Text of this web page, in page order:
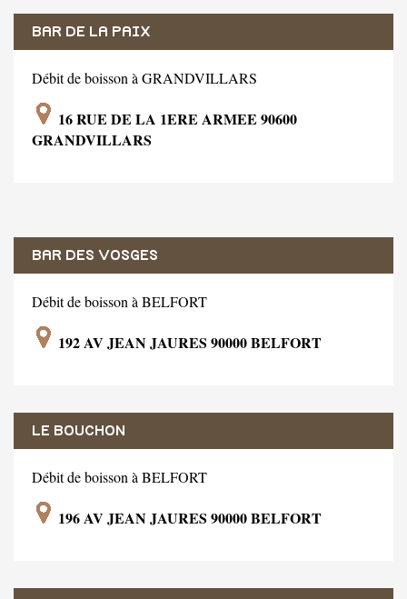
BAR DE LA PAIX
Débit de boisson à GRANDVILLARS
16 RUE DE LA 1ERE ARMEE 90600
GRANDVILLARS
BAR DES VOSGES
Débit de boisson à BELFORT
192 AV JEAN JAURES 90000 BELFORT
LE BOUCHON
Débit de boisson à BELFORT
196 AV JEAN JAURES 90000 BELFORT